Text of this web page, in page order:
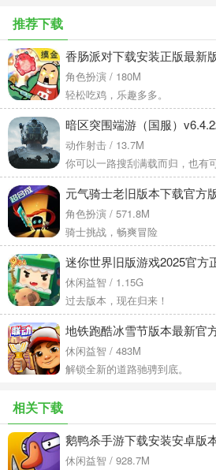
推荐下载
香肠派对下载安装正版最新
角色扮演 / 180M
轻松吃鸡，乐趣多多。
暗区突围端游（国服）
动作射击 / 13.7M
你可以一路搜刮满载而归，也有
元气骑士老旧版本下载官方
角色扮演 / 571.8M
骑士挑战，畅爽冒险
迷你世界旧版游戏2025官方
休闲益智 / 1.15G
过去版本，现在归来！
地铁跑酷冰雪节版本最新官
休闲益智 / 483M
解锁全新的道路驰骋到底。
相关下载
鹅鸭杀手游下载安装安卓版
Duck）v4.08.01 手机版
休闲益智 / 928.7M